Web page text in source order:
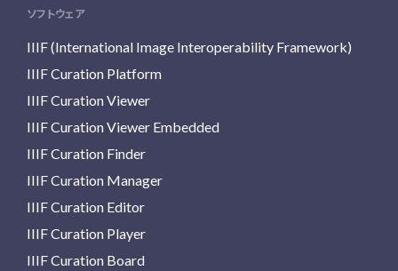
ソフトウェア
IIIF (International Image Interoperability Framework)
IIIF Curation Platform
IIIF Curation Viewer
IIIF Curation Viewer Embedded
IIIF Curation Finder
IIIF Curation Manager
IIIF Curation Editor
IIIF Curation Player
IIIF Curation Board